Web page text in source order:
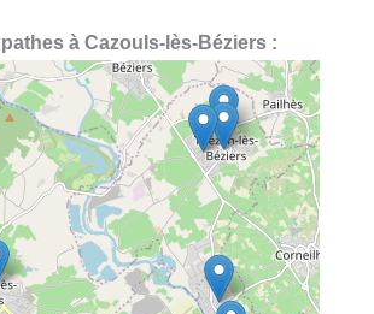
à Cazouls-lès-Béziers :